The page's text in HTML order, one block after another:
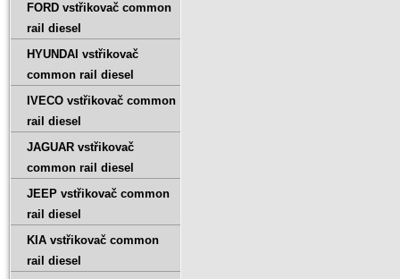
FORD vstřikovač common
rail diesel
HYUNDAI vstřikovač
common rail diesel
IVECO vstřikovač common
rail diesel
JAGUAR vstřikovač
common rail diesel
JEEP vstřikovač common
rail diesel
KIA vstřikovač common
rail diesel